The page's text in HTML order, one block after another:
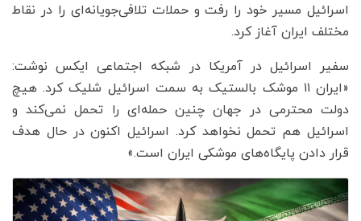
اسرائیل مسیر خود را رفت و حملات تلافی‌جویانه‌ای را در نقاط
مختلف ایران آغاز کرد.
سفیر اسرائیل در آمریکا در شبکه اجتماعی ایکس نوشت:
«ایران ۱۱ موشک بالستیک به سمت اسرائیل شلیک کرد. هیچ
دولت محترمی در جهان چنین حمله‌ای را تحمل نمی‌کند و
اسرائیل هم تحمل نخواهد کرد. اسرائیل اکنون در حال هدف
قرار دادن پایگاه‌های موشکی ایران است.»